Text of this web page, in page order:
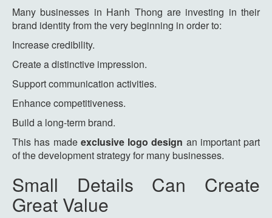
Many businesses in Hanh Thong are investing in their
brand identity from the very beginning in order to:
Increase credibility.
Create a distinctive impression.
Support communication activities.
Enhance competitiveness.
Build a long-term brand.
This has made exclusive logo design an important part
of the development strategy for many businesses.
Small Details Can Create
Great Value